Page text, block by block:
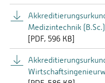
Medizintechnik (B.Sc.)
PDF 596 KB]